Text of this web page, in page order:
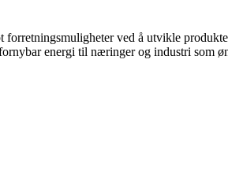
ved å utvikle
energi til næringer og industri som